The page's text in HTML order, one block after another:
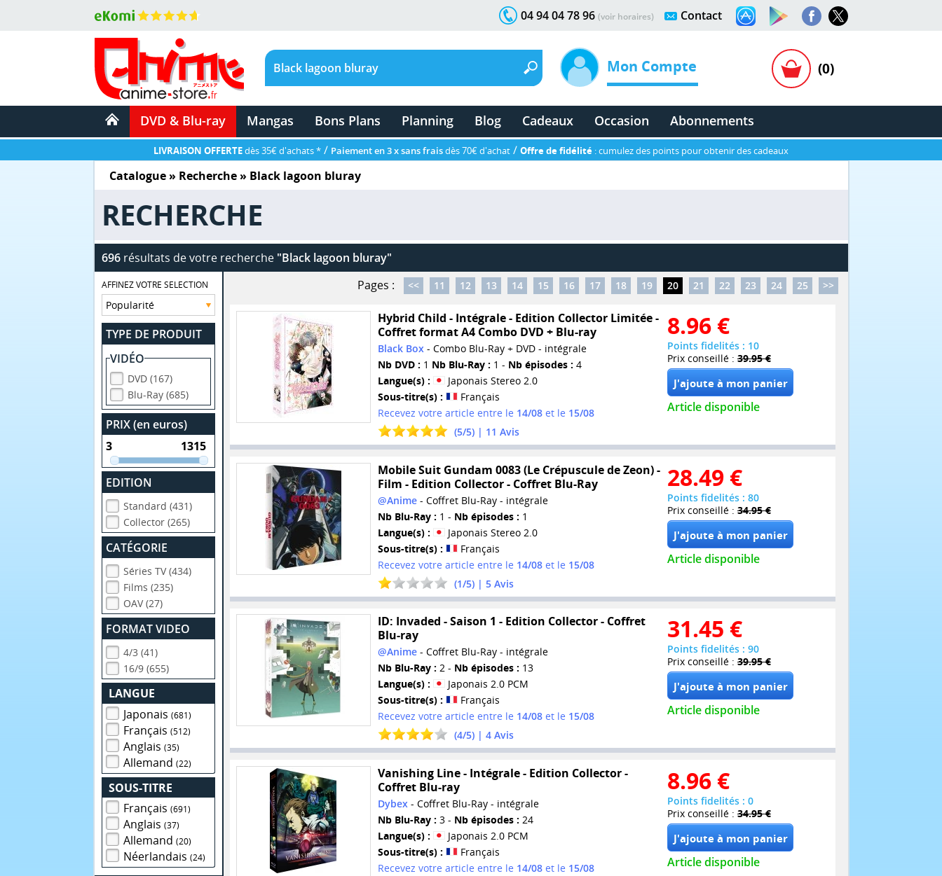
Contact
04 94 04 78 96 (voir horaires)
Mon Compte (0)
DVD & Blu-ray Mangas Bons Plans Planning Blog Cadeaux Occasion Abonnements
LIVRAISON OFFERTEdès 35€ d'achats * / Paiement en 3 x sans fraisdès 70€ d'achat / Offre de fidélité : cumulez des points pour obtenir des cadeaux
Catalogue» Recherche » Black lagoon bluray
RECHERCHE
696résultats de votre recherche "Black lagoon bluray"
AFFINEZ VOTRE SELECTION
TYPE DE PRODUIT
VIDÉO
DVD (167)
Blu-Ray (685)
PRIX (en euros)
EDITION
Standard (431)
Collector (265)
CATÉGORIE
Séries TV (434)
Films (235)
OAV (27)
FORMAT VIDEO
4/3 (41)
16/9 (655)
LANGUE
Japonais(681)
Français(512)
Anglais(35)
Allemand(22)
SOUS-TITRE
Français(691)
Anglais(37)
Allemand(20)
Néerlandais(24)
Pages : << 11 12 13 14 15 16 17 18 19 20 21 22 23 24 25 >>
Hybrid Child - Intégrale - Edition Collector Limitée -
Coffret format A4 Combo DVD + Blu-ray
Black Box- Combo Blu-Ray + DVD - intégrale
Nb DVD : 1 Nb Blu-Ray : 1 - Nb épisodes : 4
Langue(s) :
Japonais Stereo 2.0
Sous-titre(s) :
Français
Recevez votre article entre le 14/08et le 15/08
(5/5) | 11 Avis
8.96 €
Points fidelités : 10
Prix conseillé : 39.95 €
Article disponible
Mobile Suit Gundam 0083 (Le Crépuscule de Zeon) -
Film - Edition Collector - Coffret Blu-Ray
@Anime- Coffret Blu-Ray - intégrale
Nb Blu-Ray : 1 - Nb épisodes : 1
Langue(s) :
Japonais Stereo 2.0
Sous-titre(s) :
Français
Recevez votre article entre le 14/08et le 15/08
(1/5) | 5Avis
28.49 €
Points fidelités : 80
Prix conseillé : 34.95 €
Article disponible
ID: Invaded - Saison 1 - Edition Collector - Coffret
Blu-ray
@Anime- Coffret Blu-Ray - intégrale
Nb Blu-Ray : 2 - Nb épisodes : 13
Langue(s) :
Japonais 2.0 PCM
Sous-titre(s) :
Français
Recevez votre article entre le 14/08et le 15/08
(4/5) | 4Avis
31.45 €
Points fidelités : 90
Prix conseillé : 39.95 €
Article disponible
Vanishing Line - Intégrale - Edition Collector -
Coffret Blu-ray
Dybex- Coffret Blu-Ray - intégrale
Nb Blu-Ray : 3 - Nb épisodes : 24
Langue(s) :
Japonais 2.0 PCM
Sous-titre(s) :
Français
Recevez votre article entre le 14/08et le 15/08
8.96 €
Points fidelités : 0
Prix conseillé : 34.95 €
Article disponible